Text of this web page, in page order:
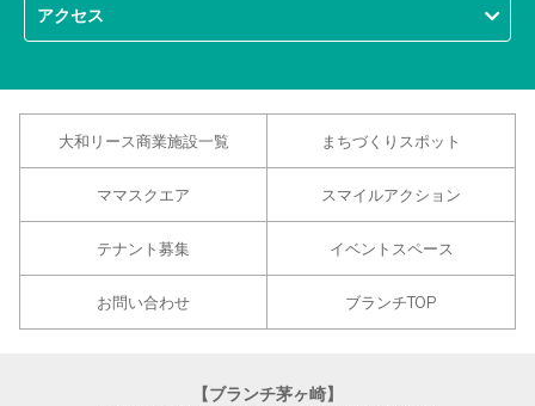
アクセス
大和リース商業施設一覧 まちづくりスポット
ママスクエア スマイルアクション
テナント募集 イベントスペース
お問い合わせ ブランチTOP
【ブランチ茅ヶ崎】